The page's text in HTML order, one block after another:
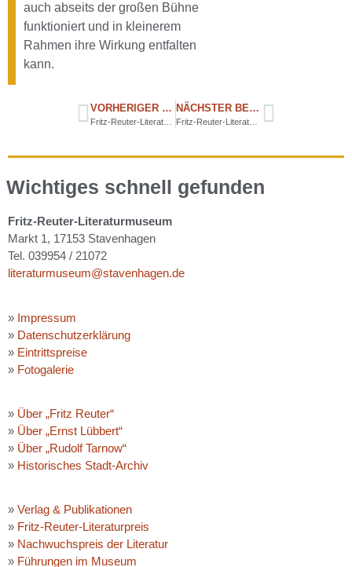
auch abseits der großen Bühne
funktioniert und in kleinerem
Rahmen ihre Wirkung entfalten
kann.
VORHERIGER BEITRAG
Fritz-Reuter-Literaturmuseum entwickelt sich weiter
NÄCHSTER BEITRAG
Wichtiges schnell gefunden
Fritz-Reuter-Literaturmuseum
Markt 1, 17153 Stavenhagen
Tel. 039954 / 21072
literaturmuseum@stavenhagen.de
» Impressum
» Datenschutzerklärung
» Eintrittspreise
» Fotogalerie
» Über „Fritz Reuter“
» Über „Ernst Lübbert“
» Über „Rudolf Tarnow“
» Historisches Stadt-Archiv
» Verlag & Publikationen
» Fritz-Reuter-Literaturpreis
» Nachwuchspreis der Literatur
» Führungen im Museum